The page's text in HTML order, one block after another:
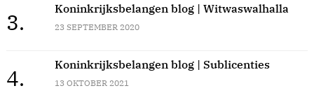
3.
Koninkrijksbelangen blog | Witwaswalhalla
23 SEPTEMBER 2020
4.
Koninkrijksbelangen blog | Sublicenties
13 OKTOBER 2021